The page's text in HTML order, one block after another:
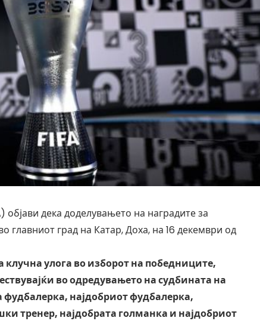
дека доделувањето на наградите за
главниот град на Катар, Доха, на 16 декември од
улога во изборот на победниците,
во одредувањето на судбината на
фудбалерка, најдобриот фудбалерка,
тренер, најдобрата голманка и најдобриот